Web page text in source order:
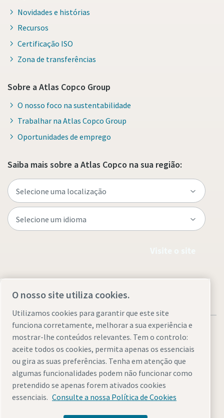
Novidades e histórias
Recursos
Certificação ISO
Zona de transferências
Sobre a Atlas Copco Group
O nosso foco na sustentabilidade
Trabalhar na Atlas Copco Group
Oportunidades de emprego
Saiba mais sobre a Atlas Copco na sua região:
Avisos legais e de privacidadeGerir cookiesAcessibilidade
Mapa do site
© 2026 Atlas Copco AB
O nosso site utiliza cookies.
Utilizamos cookies para garantir que este site
funciona corretamente, melhorar a sua experiência e
mostrar-lhe conteúdos relevantes. Tem o controlo:
aceite todos os cookies, permita apenas os essenciais
ou gira as suas preferências. Tenha em atenção que
algumas funcionalidades podem não funcionar como
pretendido se apenas forem ativados cookies
essenciais. Consulte a nossa Política de Cookies